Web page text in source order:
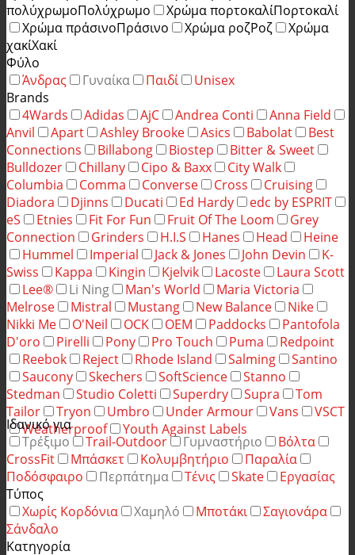
πολύχρωμοΠολύχρωμο Χρώμα πορτοκαλίΠορτοκαλί
Χρώμα πράσινοΠράσινο Χρώμα ροζΡοζ
Χρώμα
χακίΧακί
Φύλο
Άνδρας
Γυναίκα Παιδί
Unisex
Brands
4Wards
Adidas AjC Andrea Conti
Anna Field
Anvil
Apart Ashley Brooke Asics Babolat
Best
Connections
Billabong Biostep
Bitter & Sweet
Bulldozer
Chillany Cipo & Baxx
City Walk
Columbia
Comma Converse Cross
Cruising
Diadora
Djinns Ducati Ed Hardy
edc by ESPRIT
eS
Etnies Fit For Fun Fruit Of The Loom
Grey
Connection
Grinders H.I.S Hanes Head
Heine
Hummel
Imperial Jack & Jones John Devin
K-
Swiss
Kappa Kingin Kjelvik Lacoste
Laura Scott
Lee®
Li Ning Man's World
Maria Victoria
Melrose
Mistral Mustang New Balance
Nike
Nikki Me
O'Neil OCK OEM Paddocks
Pantofola
D'oro
Pirelli Pony Pro Touch Puma
Redpoint
Reebok
Reject Rhode Island Salming
Santino
Saucony
Skechers SoftScience
Stanno
Stedman
Studio Coletti Superdry Supra
Tom
Tailor
Tryon Umbro Under Armour Vans
VSCT
Weatherproof
Youth Against Labels
Ιδανικό για
Τρέξιμο
Trail-Outdoor Γυμναστήριο
Βόλτα
CrossFit
Μπάσκετ Κολυμβητήριο
Παραλία
Ποδόσφαιρο
Περπάτημα Τένις Skate
Εργασίας
Τύπος
Χωρίς Κορδόνια
Χαμηλό Μποτάκι
Σαγιονάρα
Σάνδαλο
Κατηγορία